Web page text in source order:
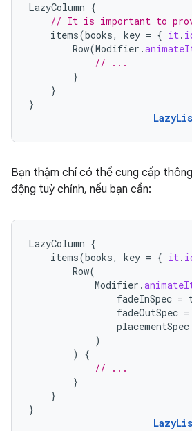
LazyColumn {
// It is important to
items(books, key = { it.
Row(Modifier .
// ...
}
}
}
Bạn thậm chí có thể cung cấp
động tuỳ chỉnh, nếu bạn cần:
LazyColumn {
items(books, key = { it.
Row(
Modifier .
fadeInSpec =
fadeOutSpec =
placementSpec
)
)
{
// ...
}
}
}